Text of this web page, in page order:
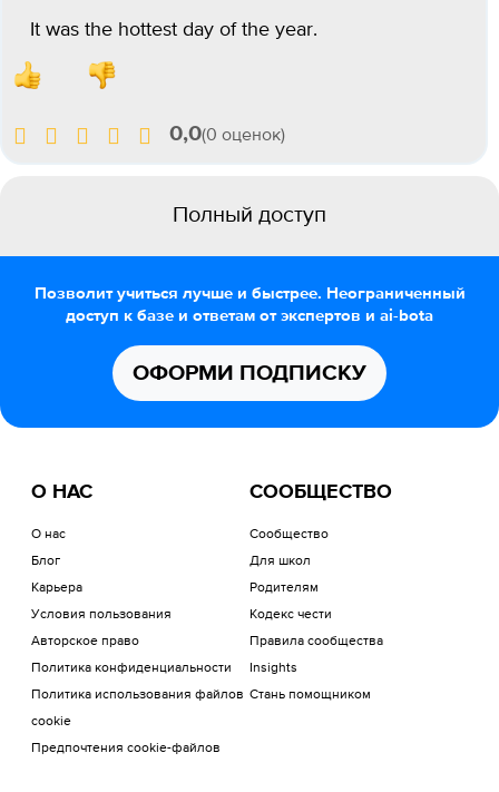
It was the hottest day of the year.
0,0(0 оценок)
Полный доступ
Позволит учиться лучше и быстрее. Неограниченный
доступ к базе и ответам от экспертов и ai-bota
ОФОРМИ ПОДПИСКУ
О НАС
О нас
Блог
Карьера
Условия пользования
Авторское право
Политика конфиденциальности
Политика использования файлов
cookie
Предпочтения cookie-файлов
СООБЩЕСТВО
Сообщество
Для школ
Родителям
Кодекс чести
Правила сообщества
Insights
Стань помощником